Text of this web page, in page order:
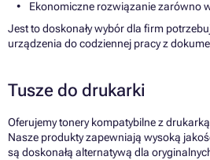
Ekonomiczne rozwiązanie zarówno
Jest to doskonały wybór dla firm
urządzenia do codziennej pracy z
Tusze do drukarki
Oferujemy tonery kompatybilne z drukarką
Nasze produkty zapewniają wysoką
są doskonałą alternatywą dla